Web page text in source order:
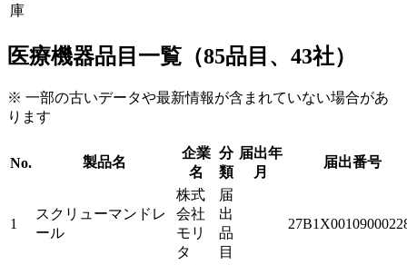
庫
医療機器品目一覧（85品目、43社）
※ 一部の古いデータや最新情報が含まれていない場合があ
ります
No. 製品名
企業
名
分
類
届出年
月
届出番号
1
スクリューマンドレ
ール
株式
会社
モリ
タ
届
出
品
目